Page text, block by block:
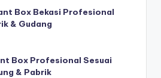
Box Bekasi Profesional
& Gudang
Box Profesional Sesuai
& Pabrik